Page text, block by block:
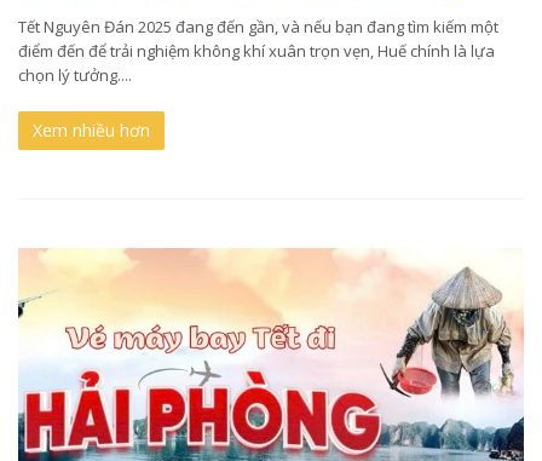
Tết Nguyên Đán 2025 đang đến gần, và nếu bạn đang tìm kiếm một
điểm đến để trải nghiệm không khí xuân trọn vẹn, Huế chính là lựa
chọn lý tưởng....
Xem nhiều hơn